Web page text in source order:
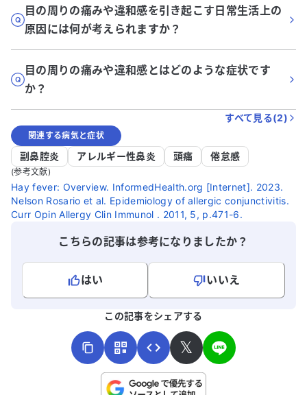
目の周りの痛みや違和感を引き起こす日常生活上の
原因には何が考えられますか？
目の周りの痛みや違和感とはどのような症状です
か？
すべて見る(2)
関連する病気と症状
副鼻腔炎 アレルギー性鼻炎 頭痛 倦怠感
(参考文献)
Hay fever: Overview. InformedHealth.org [Internet]. 2023.
Nelson Rosario et al. Epidemiology of allergic conjunctivitis.
Curr Opin Allergy Clin Immunol . 2011, 5, p.471-6.
こちらの記事は参考になりましたか？
はい
いいえ
この記事をシェアする
𝕏